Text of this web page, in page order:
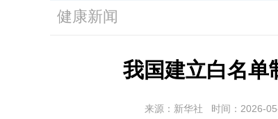
健康新闻
我国建立白名单
来源：新华社 时间：2026-